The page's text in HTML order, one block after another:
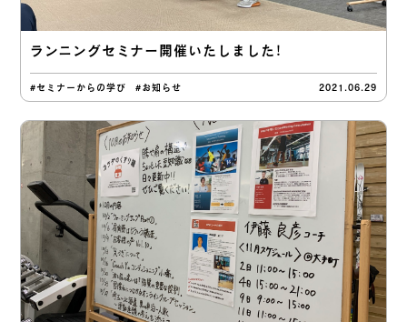
ランニングセミナー開催いたしました！
#セミナーからの学び #お知らせ 2021.06.29